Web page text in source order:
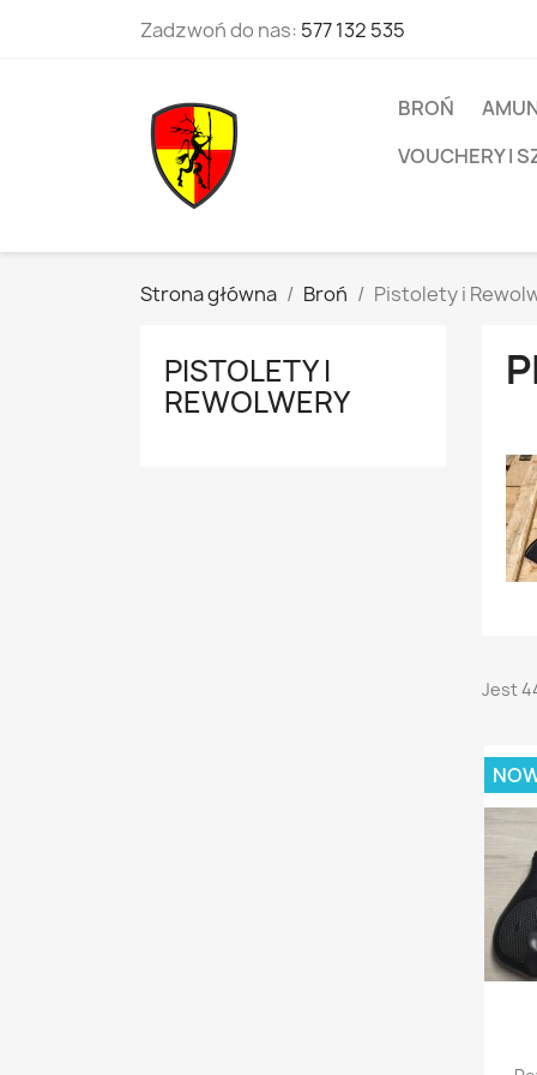
Zadzwoń do nas: 577 132 535
BROŃ
VOUCHERY I
Strona główna Broń Pistolety i
PISTOLETY I
REWOLWERY
Jest